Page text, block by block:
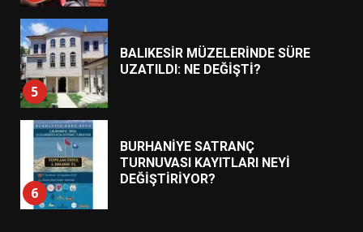
5
BALIKESİR MÜZELERİNDE SÜRE
UZATILDI: NE DEĞİŞTİ?
6
BURHANİYE SATRANÇ
TURNUVASI KAYITLARI NEYİ
DEĞİŞTİRİYOR?